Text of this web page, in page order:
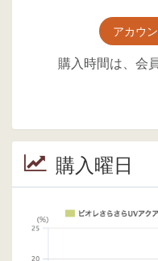
アカウ
購入時間は、会
購入曜日